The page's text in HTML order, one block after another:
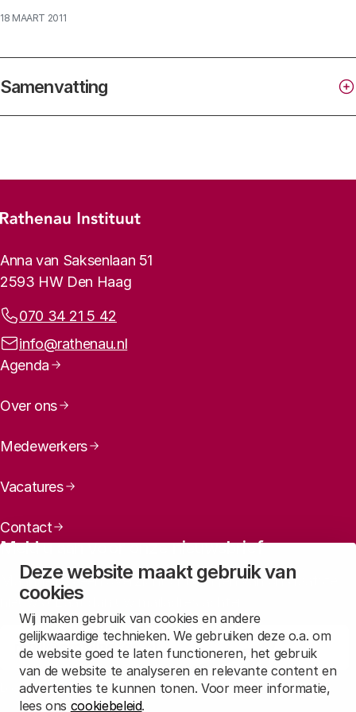
Deze website maakt gebruik van
cookies
Wij maken gebruik van cookies en andere
gelijkwaardige technieken. We gebruiken deze o.a. om
de website goed te laten functioneren, het gebruik
van de website te analyseren en relevante content en
advertenties te kunnen tonen. Voor meer informatie,
lees ons cookiebeleid.
18 MAART 2011
Samenvatting
Bij voorkeur citeren als:
Footer-menu
Rathenau logo, naar de homepage
Contactinformatie
Anna van Saksenlaan 51
2593 HW Den Haag
Telefoonnummer:
070 34 21 5 42
E-mailadres:
info@rathenau.nl
Paginanavigatie
Agenda
Over ons
Medewerkers
Vacatures
Contact
Meld u aan voor onze nieuwsbrief
Maandelijks een overzicht ontvangen van ons laatste
nieuws? Laat dan uw mailadres achter.
Aanmelden
Lees inonze privacyverklaringhoe wij deze gegevens verwerken.